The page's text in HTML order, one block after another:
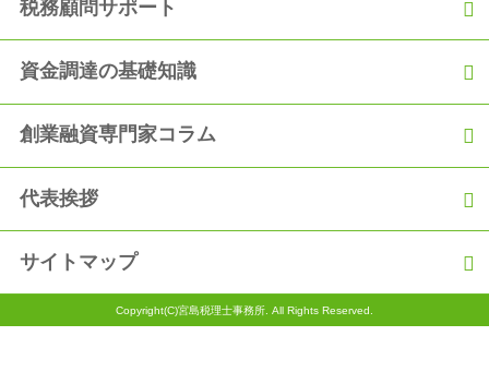
税務顧問サポート
資金調達の基礎知識
創業融資専門家コラム
代表挨拶
サイトマップ
Copyright(C)宮島税理士事務所. All Rights Reserved.